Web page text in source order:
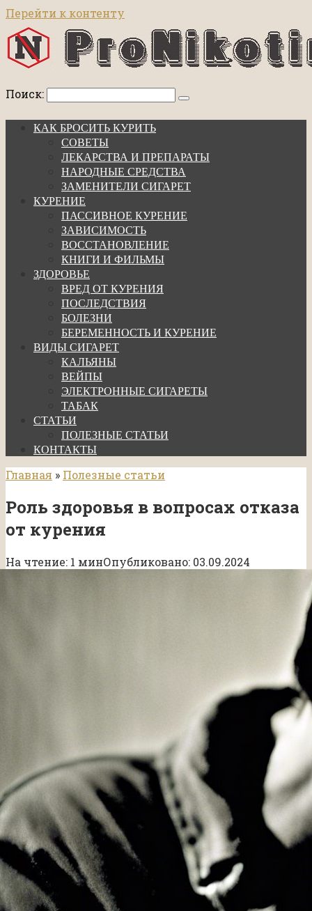
Перейти к контенту
Поиск:
КАК БРОСИТЬ КУРИТЬ
СОВЕТЫ
ЛЕКАРСТВА И ПРЕПАРАТЫ
НАРОДНЫЕ СРЕДСТВА
ЗАМЕНИТЕЛИ СИГАРЕТ
КУРЕНИЕ
ПАССИВНОЕ КУРЕНИЕ
ЗАВИСИМОСТЬ
ВОССТАНОВЛЕНИЕ
КНИГИ И ФИЛЬМЫ
ЗДОРОВЬЕ
ВРЕД ОТ КУРЕНИЯ
ПОСЛЕДСТВИЯ
БОЛЕЗНИ
БЕРЕМЕННОСТЬ И КУРЕНИЕ
ВИДЫ СИГАРЕТ
КАЛЬЯНЫ
ВЕЙПЫ
ЭЛЕКТРОННЫЕ СИГАРЕТЫ
ТАБАК
СТАТЬИ
ПОЛЕЗНЫЕ СТАТЬИ
КОНТАКТЫ
Главная » Полезные статьи
Роль здоровья в вопросах отказа
от курения
На чтение: 1 минОпубликовано: 03.09.2024